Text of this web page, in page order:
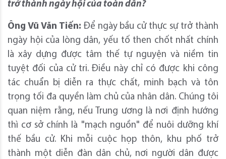
trở thành ngày hội của toàn dân?
Ông Vũ Văn Tiến: Để ngày bầu cử thực sự trở thành
ngày hội của lòng dân, yếu tố then chốt nhất chính
là xây dựng được tâm thế tự nguyện và niềm tin
tuyệt đối của cử tri. Điều này chỉ có được khi công
tác chuẩn bị diễn ra thực chất, minh bạch và tôn
trọng tối đa quyền làm chủ của nhân dân. Chúng tôi
quan niệm rằng, nếu Trung ương là nơi định hướng
thì cơ sở chính là "mạch nguồn" để nuôi dưỡng khí
thế bầu cử. Khi mỗi cuộc họp thôn, khu phố trở
thành một diễn đàn dân chủ, nơi người dân được